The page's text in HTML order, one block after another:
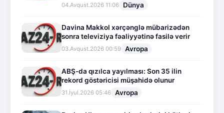
04.Avqust.2026 11:06 Dünya
Davina Makkol xərçənglə mübarizədən
sonra televiziya fəaliyyətinə fasilə verir
03.Avqust.2026 00:59 Avropa
ABŞ-da qızılca yayılması: Son 35 ilin
rekord göstəricisi müşahidə olunur
31.İyul.2026 05:46 Avropa